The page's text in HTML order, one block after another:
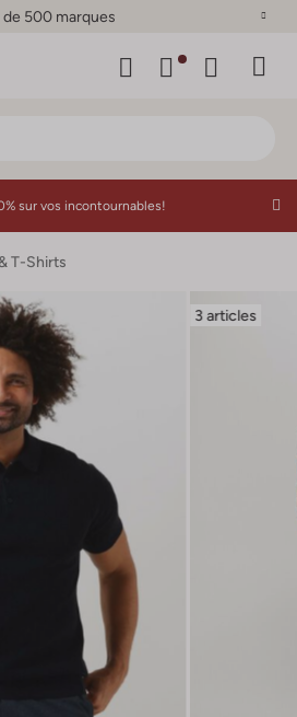
de 500 marques
sur vos incontournables!
T-Shirts
3 articles